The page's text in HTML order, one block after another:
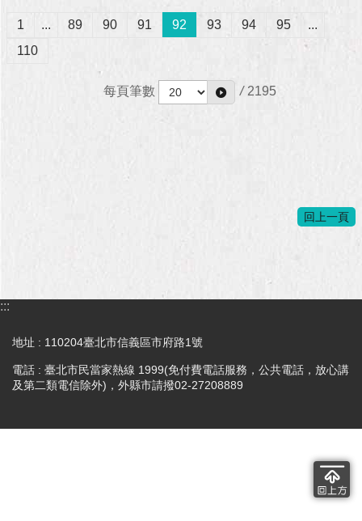
1 ... 89 90 91 92 93 94 95
...
110
每頁筆數 / 2195
回上一頁
:::
地址 : 110204臺北市信義區市府路1號
電話 : 臺北市民當家熱線 1999(免付費電話服務，公共電話，放心講
及第二類電信除外)，外縣市請撥02-27208889